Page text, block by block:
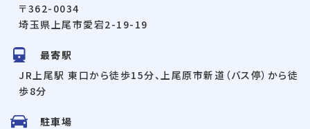
〒362-0034
埼玉県上尾市愛宕2-19-19
最寄駅
JR上尾駅 東口から徒歩15分、上尾原市新道（バス停）から徒
歩8分
駐車場